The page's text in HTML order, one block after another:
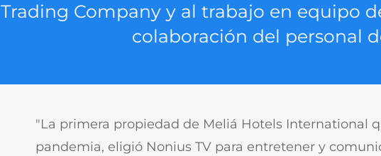
Trading Company y al trabajo en equipo
colaboración del personal
"La primera propiedad de Meliá Hotels International
pandemia, eligió Nonius TV para entretener y